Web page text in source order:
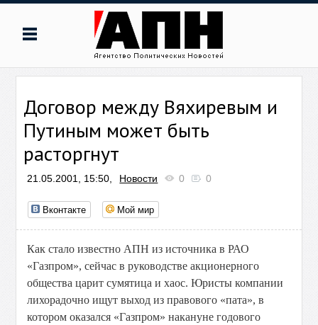
Договор между Вяхиревым и
Путиным может быть
расторгнут
21.05.2001, 15:50, Новости 0 0
Вконтакте Мой мир
Как стало известно АПН из источника в РАО
«Газпром», сейчас в руководстве акционерного
общества царит сумятица и хаос. Юристы компании
лихорадочно ищут выход из правового «пата», в
котором оказался «Газпром» накануне годового